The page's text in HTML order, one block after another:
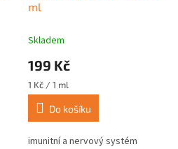
ml
Skladem
199 Kč
Měrná
cena:
1 Kč / 1 ml
Do košíku
imunitní a nervový systém